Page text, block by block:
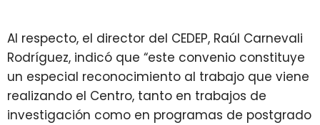
Al respecto, el director del CEDEP, Raúl Carnevali
Rodríguez, indicó que “este convenio constituye
un especial reconocimiento al trabajo que viene
realizando el Centro, tanto en trabajos de
investigación como en programas de postgrado